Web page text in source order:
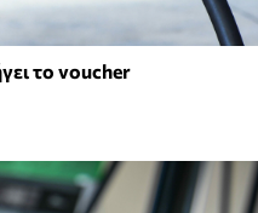
το voucher